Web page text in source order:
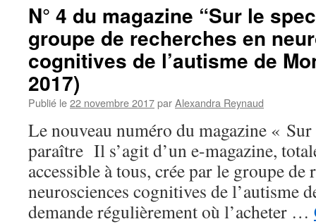
N° 4 du magazine “Sur le
groupe de recherches en
cognitives de l’autisme de
2017)
Publié le22 novembre 2017parAlexandra Reynaud
Le nouveau numéro du magazine «
paraître Il s’agit d’un e-magazine,
accessible à tous, crée par le groupe de
neurosciences cognitives de
demande régulièrement où l’acheter …